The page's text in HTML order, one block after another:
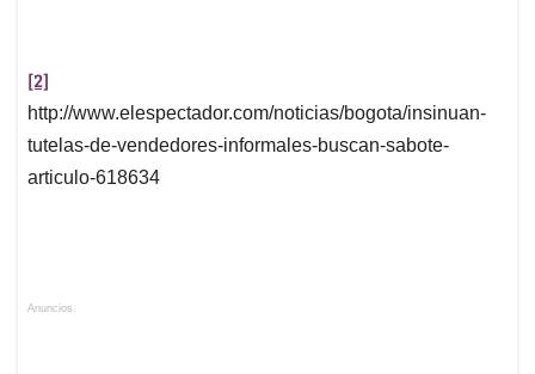
[2]
http://www.elespectador.com/noticias/bogota/insinuan-
tutelas-de-vendedores-informales-buscan-sabote-
articulo-618634
Anuncios.